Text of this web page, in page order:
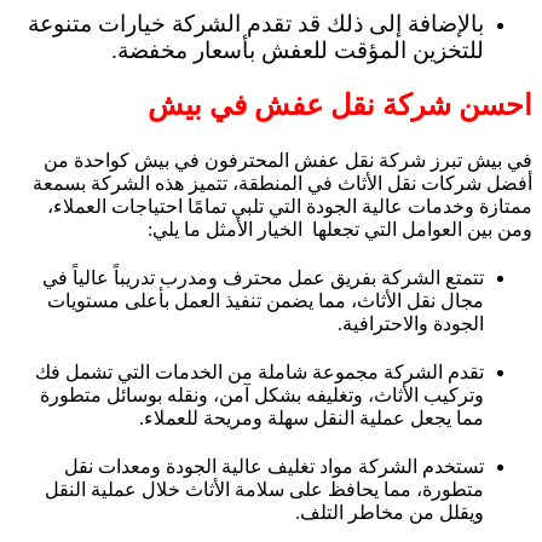
بالإضافة إلى ذلك قد تقدم الشركة خيارات متنوعة
للتخزين المؤقت للعفش بأسعار مخفضة.
احسن شركة نقل عفش في بيش
في بيش تبرز شركة نقل عفش المحترفون في بيش كواحدة من
أفضل شركات نقل الأثاث في المنطقة، تتميز هذه الشركة بسمعة
ممتازة وخدمات عالية الجودة التي تلبي تمامًا احتياجات العملاء،
ومن بين العوامل التي تجعلها الخيار الأمثل ما يلي:
تتمتع الشركة بفريق عمل محترف ومدرب تدريباً عالياً في
مجال نقل الأثاث، مما يضمن تنفيذ العمل بأعلى مستويات
الجودة والاحترافية.
تقدم الشركة مجموعة شاملة من الخدمات التي تشمل فك
وتركيب الأثاث، وتغليفه بشكل آمن، ونقله بوسائل متطورة
مما يجعل عملية النقل سهلة ومريحة للعملاء.
تستخدم الشركة مواد تغليف عالية الجودة ومعدات نقل
متطورة، مما يحافظ على سلامة الأثاث خلال عملية النقل
ويقلل من مخاطر التلف.